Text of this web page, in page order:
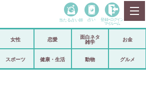
政治
当たる占い師 占い 登録• ログイン
マイルーム
女性 恋愛
面白ネタ
雑学
お金
スポーツ 健康・生活 動物 グルメ